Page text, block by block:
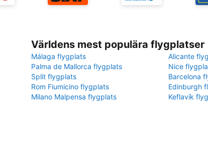
Världens mest populära flygplatser
Málaga flygplats
Alicante
Palma de Mallorca flygplats
Nice
Split flygplats
Barcelona
Rom Fiumicino flygplats
Edinburgh
Milano Malpensa flygplats
Keflavík